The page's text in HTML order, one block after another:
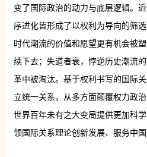
变了国际政治的动力与底层逻辑。
序进化皆形成了以权利为导向的筛
时代潮流的价值和愿望更有机会被
续下去；失道者衰，悖逆历史潮流
革中被淘汰。基于权利书写的国际
立统一关系，从多方面颠覆权力政
世界百年未有之大变局提供更加科
领国际关系理论创新发展、服务中